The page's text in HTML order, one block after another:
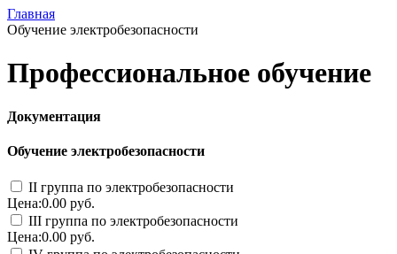
Главная
Обучение электробезопасности
Профессиональное обучение
Документация
Обучение электробезопасности
II группа по электробезопасности
Цена:0.00 руб.
III группа по электробезопасности
Цена:0.00 руб.